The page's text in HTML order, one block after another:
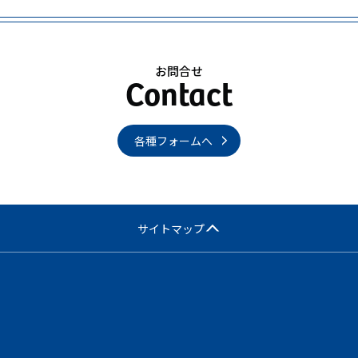
お問合せ
各種フォームへ
サイトマップ